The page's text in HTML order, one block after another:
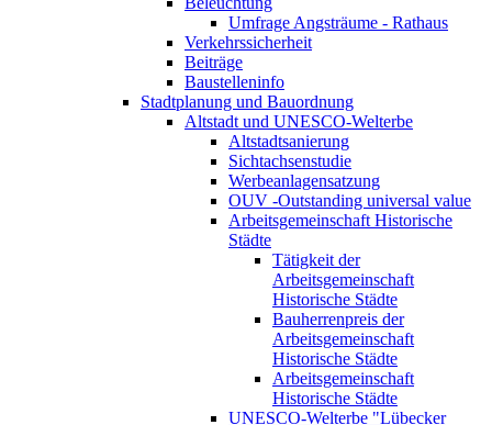
Umfrage Angsträume - Rathaus
Verkehrssicherheit
Beiträge
Baustelleninfo
Stadtplanung und Bauordnung
Altstadt und UNESCO-Welterbe
Altstadtsanierung
Sichtachsenstudie
Werbeanlagensatzung
OUV -Outstanding universal value
Arbeitsgemeinschaft Historische
Städte
Tätigkeit der
Arbeitsgemeinschaft
Historische Städte
Bauherrenpreis der
Arbeitsgemeinschaft
Historische Städte
Arbeitsgemeinschaft
Historische Städte
UNESCO-Welterbe "Lübecker